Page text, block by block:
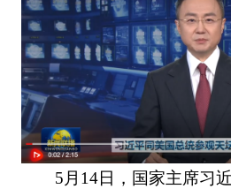
5月14日，国家主席习